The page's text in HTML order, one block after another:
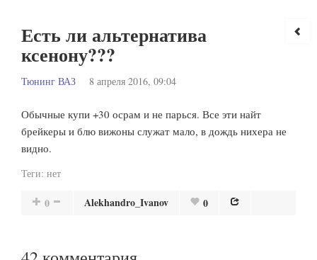
Есть ли альтернатива
ксенону???
Тюнинг ВАЗ 8 апреля 2016, 09:04
Обычные купи +30 осрам и не парься. Все эти найт
брейкеры и блю вижоны служат мало, в дождь нихера не
видно.
Теги: нет
0 Alekhandro_Ivanov 0